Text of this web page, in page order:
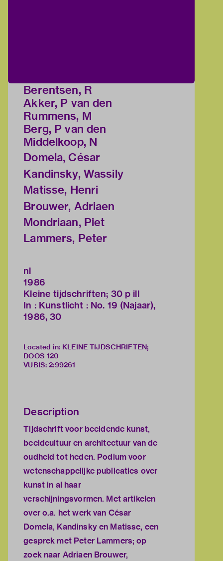
Berentsen, R
Akker, P van den
Rummens, M
Berg, P van den
Middelkoop, N
Domela, César
Kandinsky, Wassily
Matisse, Henri
Brouwer, Adriaen
Mondriaan, Piet
Lammers, Peter
nl
1986
Kleine tijdschriften; 30 p ill
In : Kunstlicht : No. 19 (Najaar),
1986, 30
Located in: KLEINE TIJDSCHRIFTEN;
DOOS 120
VUBIS: 2:99261
Description
Tijdschrift voor beeldende kunst,
beeldcultuur en architectuur van de
oudheid tot heden. Podium voor
wetenschappelijke publicaties over
kunst in al haar
verschijningsvormen. Met artikelen
over o.a. het werk van César
Domela, Kandinsky en Matisse, een
gesprek met Peter Lammers; op
zoek naar Adriaen Brouwer,